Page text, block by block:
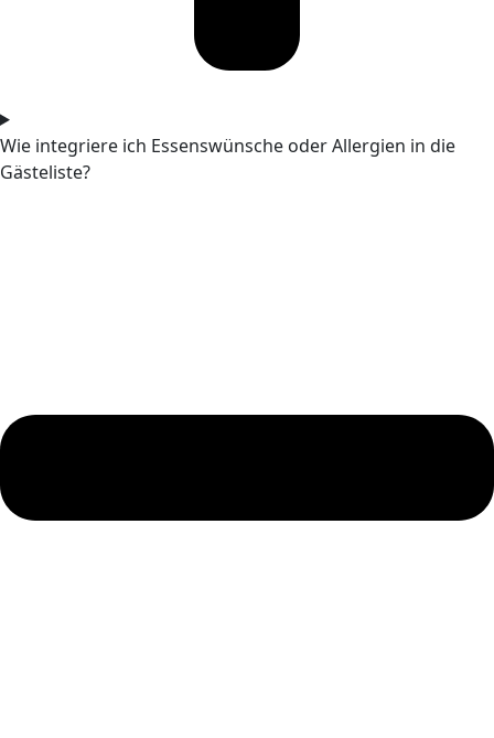
Wie integriere ich Essenswünsche oder Allergien in die
Gästeliste?